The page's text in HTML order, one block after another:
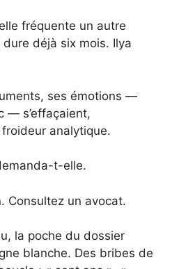
fréquente un autre
déjà six mois. Ilya
ses émotions —
— s’effaçaient,
analytique.
t-elle.
Consultez un avocat.
la poche du dossier
blanche. Des bribes de